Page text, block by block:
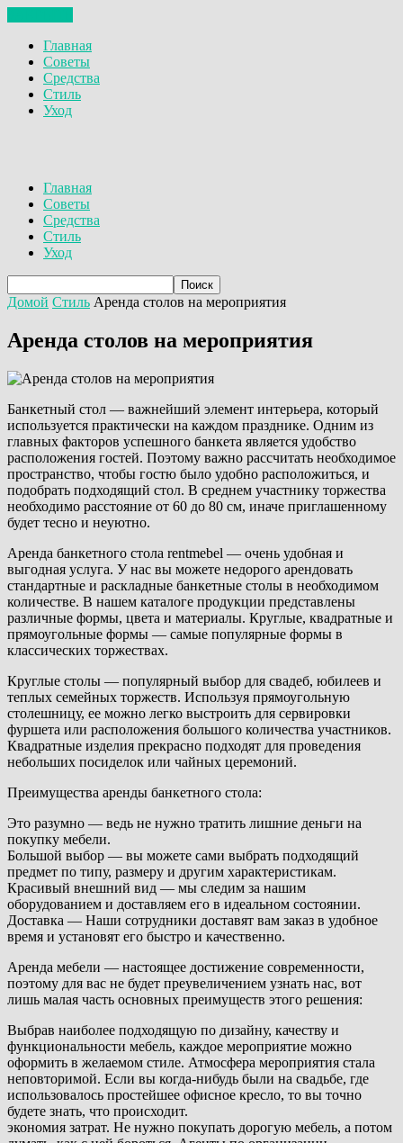
Главная
Советы
Средства
Стиль
Уход
Главная
Советы
Средства
Стиль
Уход
Домой Стиль Аренда столов на мероприятия
Аренда столов на мероприятия
Банкетный стол — важнейший элемент интерьера, который
используется практически на каждом празднике. Одним из
главных факторов успешного банкета является удобство
расположения гостей. Поэтому важно рассчитать необходимое
пространство, чтобы гостю было удобно расположиться, и
подобрать подходящий стол. В среднем участнику торжества
необходимо расстояние от 60 до 80 см, иначе приглашенному
будет тесно и неуютно.
Аренда банкетного стола rentmebel — очень удобная и
выгодная услуга. У нас вы можете недорого арендовать
стандартные и раскладные банкетные столы в необходимом
количестве. В нашем каталоге продукции представлены
различные формы, цвета и материалы. Круглые, квадратные и
прямоугольные формы — самые популярные формы в
классических торжествах.
Круглые столы — популярный выбор для свадеб, юбилеев и
теплых семейных торжеств. Используя прямоугольную
столешницу, ее можно легко выстроить для сервировки
фуршета или расположения большого количества участников.
Квадратные изделия прекрасно подходят для проведения
небольших посиделок или чайных церемоний.
Преимущества аренды банкетного стола:
Это разумно — ведь не нужно тратить лишние деньги на
покупку мебели.
Большой выбор — вы можете сами выбрать подходящий
предмет по типу, размеру и другим характеристикам.
Красивый внешний вид — мы следим за нашим
оборудованием и доставляем его в идеальном состоянии.
Доставка — Наши сотрудники доставят вам заказ в удобное
время и установят его быстро и качественно.
Аренда мебели — настоящее достижение современности,
поэтому для вас не будет преувеличением узнать нас, вот
лишь малая часть основных преимуществ этого решения:
Выбрав наиболее подходящую по дизайну, качеству и
функциональности мебель, каждое мероприятие можно
оформить в желаемом стиле. Атмосфера мероприятия стала
неповторимой. Если вы когда-нибудь были на свадьбе, где
использовалось простейшее офисное кресло, то вы точно
будете знать, что происходит.
экономия затрат. Не нужно покупать дорогую мебель, а потом